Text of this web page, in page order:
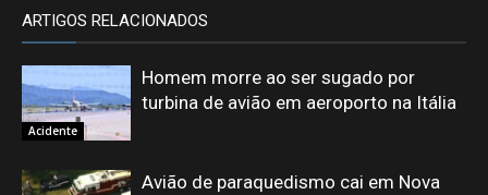
ARTIGOS RELACIONADOS
Acidente
Homem morre ao ser sugado por
turbina de avião em aeroporto na Itália
Avião de paraquedismo cai em Nova